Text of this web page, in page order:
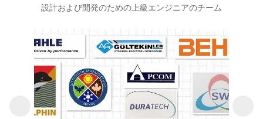
設計および開発のための上級エンジニアのチーム